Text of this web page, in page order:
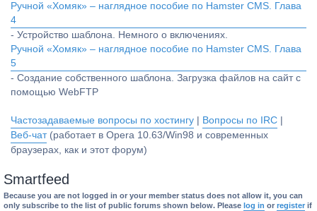
Ручной «Хомяк» – наглядное пособие по Hamster CMS. Глава
4
- Устройство шаблона. Немного о включениях.
Ручной «Хомяк» – наглядное пособие по Hamster CMS. Глава
5
- Создание собственного шаблона. Загрузка файлов на сайт с
помощью WebFTP
Частозадаваемые вопросы по хостингу Вопросы по IRC
Веб-чат(работает в Opera 10.63/Win98 и современных
браузерах, как и этот форум)
Smartfeed
Because you are not logged in or your member status does not allow it, you can
only subscribe to the list of public forums shown below. Please log in or register if